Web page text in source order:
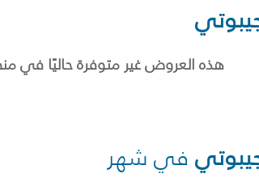
هذه العروض غير متوفرة حاليًا في
في شهر